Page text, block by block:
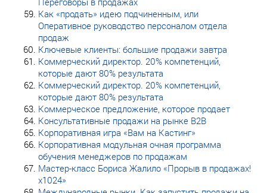
Как «продать» идею подчиненным, или
Оперативное руководство персоналом отдела
продаж
Ключевые клиенты: большие продажи завтра
Коммерческий директор. 20% компетенций,
которые дают 80% результата
Коммерческий директор. 20% компетенций,
которые дают 80% результата
Коммерческое предложение, которое продает
Консультативные продажи на рынке B2B
Корпоративная игра «Вам на Кастинг»
Корпоративная модульная очная программа
обучения менеджеров по продажам
Мастер-класс Бориса Жалило «Прорыв в продажах!
х1024»